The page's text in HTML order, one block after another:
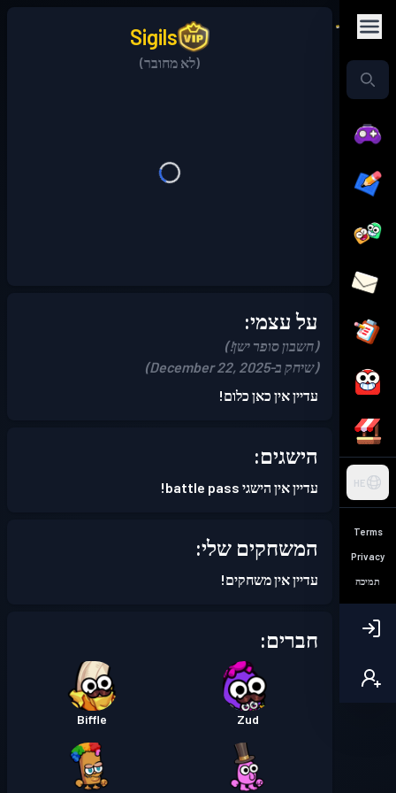
HE
Terms
Privacy
תמיכה
Sigils
(לא מחובר)
על עצמי:
(חשבון סופר ישן!)
(שיחק ב-December 22, 2025)
עדיין אין כאן כלום!
הישגים:
עדיין אין הישגי battle pass!
המשחקים שלי:
עדיין אין משחקים!
חברים:
Zud
Biffle